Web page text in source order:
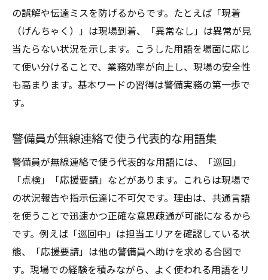
の誤解や伝達ミスを防げるからです。たとえば「現着
（げんちゃく）」は現場到着、「異常なし」は異常が見
当たらない状況を示します。こうした用語を場面に応じ
て使い分けることで、業務効率が向上し、現場の安全性
も高まります。基本ワードの習得は警備実務の第一歩で
す。
警備員が無線連絡で使う代表的な用語集
警備員が無線連絡で使う代表的な用語には、「巡回」
「点検」「応援要請」などがあります。これらは現場で
の状況報告や指示伝達に不可欠です。理由は、共通言語
を使うことで迅速かつ正確な意思疎通が可能になるから
です。例えば「巡回中」は担当エリアを確認している状
態、「応援要請」は他の警備員へ助けを求める合図で
す。現場での経験を積みながら、よく使われる用語をリ